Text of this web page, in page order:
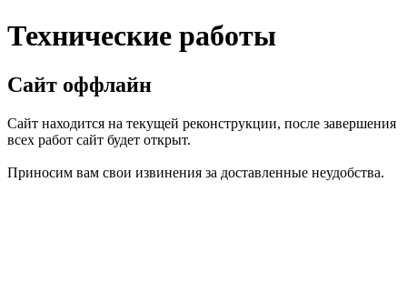
Технические работы
Сайт оффлайн
Сайт находится на текущей реконструкции, после завершения
всех работ сайт будет открыт.
Приносим вам свои извинения за доставленные неудобства.